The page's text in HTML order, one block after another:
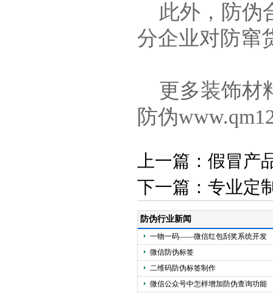
此外，防伪
分企业对防窜
更多装饰材
防伪
上一篇： 假冒产
下一篇： 专业定
防伪行业新闻
一物一码——微信红包刮奖系统开发
微信防伪标签
二维码防伪标签制作
微信公众号中怎样增加防伪查询功能